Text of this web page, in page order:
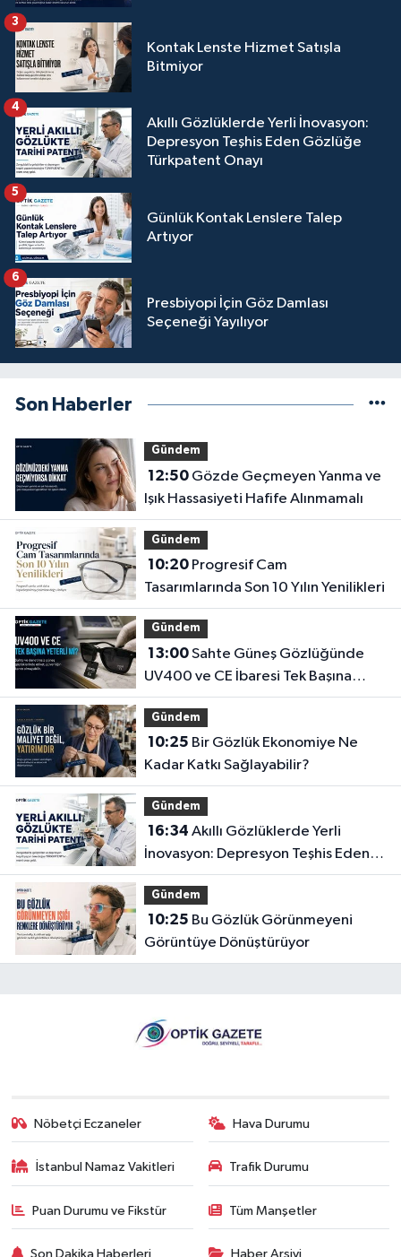
Kontak Lenste Hizmet Satışla
Bitmiyor
3
Akıllı Gözlüklerde Yerli İnovasyon:
Depresyon Teşhis Eden Gözlüğe
Türkpatent Onayı
4
Günlük Kontak Lenslere Talep
Artıyor
5
Presbiyopi İçin Göz Damlası
Seçeneği Yayılıyor
6
Son Haberler
Gündem
12:50Gözde Geçmeyen Yanma ve
Işık Hassasiyeti Hafife Alınmamalı
Gündem
10:20Progresif Cam
Tasarımlarında Son 10 Yılın Yenilikleri
Gündem
13:00Sahte Güneş Gözlüğünde
UV400 ve CE İbaresi Tek Başına
Yeterli mi?
Gündem
10:25
Kadar Katkı Sağlayabilir?
Gündem
16:34
İnovasyon: Depresyon Teşhis Eden
Gözlüğe Türkpatent Onayı
Gündem
10:25
Görüntüye Dönüştürüyor
Nöbetçi Eczaneler Hava Durumu
İstanbul Namaz Vakitleri Trafik Durumu
Puan Durumu ve Fikstür Tüm Manşetler
Son Dakika Haberleri Haber Arşivi